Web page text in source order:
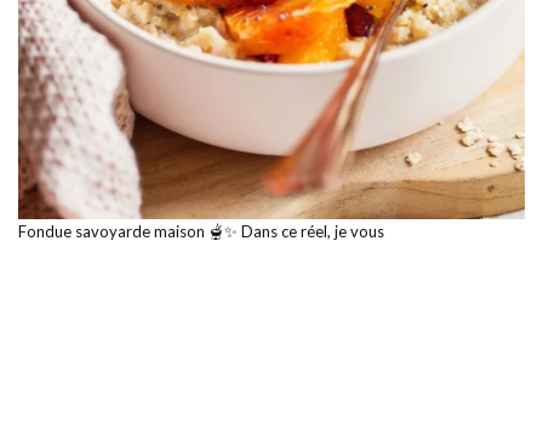
Fondue savoyarde maison 🫕✨ Dans ce réel, je vous